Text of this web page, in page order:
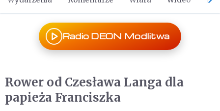
Radio DEON Modlitwa
Rower od Czesława Langa dla
papieża Franciszka